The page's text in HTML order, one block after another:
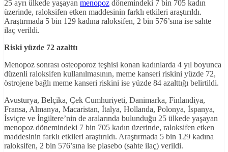
25 ayrı ülkede yaşayan menopoz dönemindeki 7 bin 705 kadın
üzerinde, raloksifen etken maddesinin farklı etkileri araştırıldı.
Araştırmada 5 bin 129 kadına raloksifen, 2 bin 576’sına ise sahte
ilaç verildi.
Riski yüzde 72 azalttı
Menopoz sonrası osteoporoz teşhisi konan kadınlarda 4 yıl boyunca
düzenli raloksifen kullanılmasının, meme kanseri riskini yüzde 72,
östrojene bağlı meme kanseri riskini ise yüzde 84 azalttığı belirtildi.
Avusturya, Belçika, Çek Cumhuriyeti, Danimarka, Finlandiya,
Fransa, Almanya, Macaristan, İtalya, Hollanda, Polonya, İspanya,
İsviçre ve İngiltere’nin de aralarında bulunduğu 25 ülkede yaşayan
menopoz dönemindeki 7 bin 705 kadın üzerinde, raloksifen etken
maddesinin farklı etkileri araştırıldı. Araştırmada 5 bin 129 kadına
raloksifen, 2 bin 576’sına ise plasebo (sahte ilaç) verildi.